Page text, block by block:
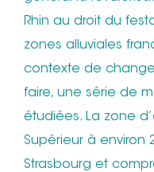
Rhin au droit du
zones alluviales
contexte de
faire, une série de
étudiées. La zone
Supérieur à environ
Strasbourg et